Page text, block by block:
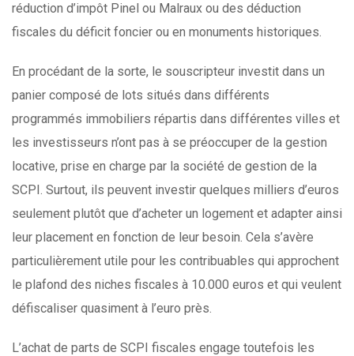
réduction d’impôt Pinel ou Malraux ou des déduction
fiscales du déficit foncier ou en monuments historiques.
En procédant de la sorte, le souscripteur investit dans un
panier composé de lots situés dans différents
programmés immobiliers répartis dans différentes villes et
les investisseurs n’ont pas à se préoccuper de la gestion
locative, prise en charge par la société de gestion de la
SCPI. Surtout, ils peuvent investir quelques milliers d’euros
seulement plutôt que d’acheter un logement et adapter ainsi
leur placement en fonction de leur besoin. Cela s’avère
particulièrement utile pour les contribuables qui approchent
le plafond des niches fiscales à 10.000 euros et qui veulent
défiscaliser quasiment à l’euro près.
L’achat de parts de SCPI fiscales engage toutefois les